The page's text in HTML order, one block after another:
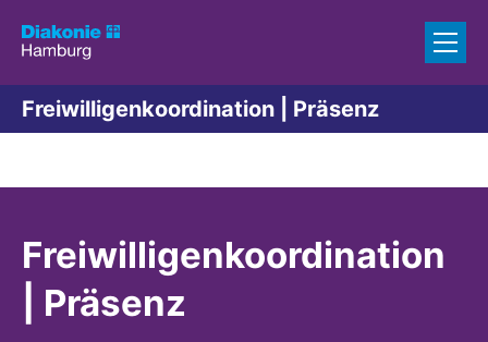
Freiwilligenkoordination | Präsenz
Freiwilligenkoordination
| Präsenz